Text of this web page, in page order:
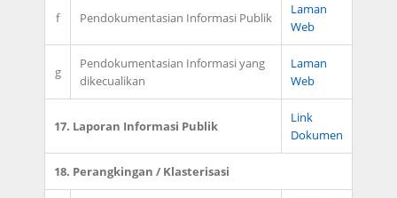
f Pendokumentasian Informasi Publik
Laman
Web
g
Pendokumentasian Informasi yang
dikecualikan
Laman
Web
17. Laporan Informasi Publik
Link
Dokumen
18. Perangkingan / Klasterisasi